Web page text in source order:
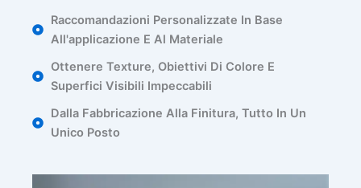
Raccomandazioni Personalizzate In Base
All'applicazione E Al Materiale
Ottenere Texture, Obiettivi Di Colore E
Superfici Visibili Impeccabili
Dalla Fabbricazione Alla Finitura, Tutto In Un
Unico Posto